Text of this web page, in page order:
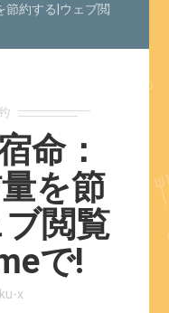
節約する|ウェブ閲
命：
を節
閲覧
で!
x